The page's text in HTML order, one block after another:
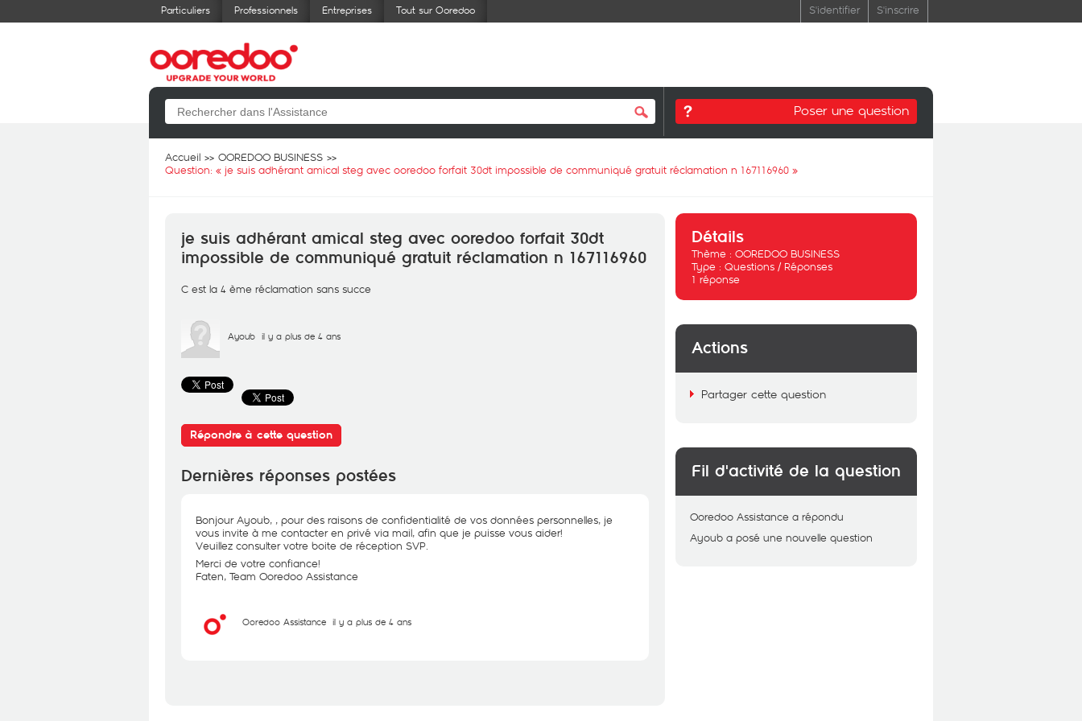
Particuliers Professionnels Entreprises Tout sur Ooredoo S'identifier S'inscrire
Poser une question
Accueil
OOREDOO BUSINESS
Question: « je suis adhérant amical steg avec ooredoo forfait 30dt impossible de communiqué gratuit réclamation n 167116960 »
je suis adhérant amical steg avec ooredoo forfait 30dt
impossible de communiqué gratuit réclamation n 167116960
C est la 4 ème réclamation sans succe
Ayoub il y a plus de 4 ans
Répondre à cette question
Dernières réponses postées
Bonjour Ayoub, , pour des raisons de confidentialité de vos données personnelles, je
vous invite à me contacter en privé via mail, afin que je puisse vous aider!
Veuillez consulter votre boite de réception SVP.
Merci de votre confiance!
Faten, Team Ooredoo Assistance
Ooredoo Assistance il y a plus de 4 ans
Détails
Thème : OOREDOO BUSINESS
Type : Questions / Réponses
1 réponse
Actions
Partager cette question
Fil d'activité de la question
Ooredoo Assistance a répondu
Ayoub a posé une nouvelle question